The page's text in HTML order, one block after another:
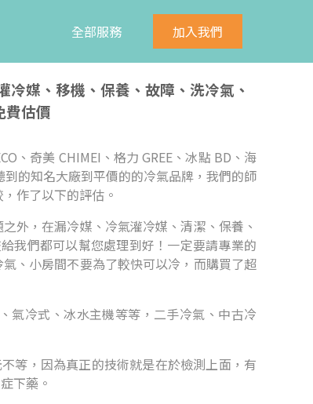
全部服務 加入我們
冷媒、移機、保養、故障、洗冷氣、
費估價
、奇美 CHIMEI、格力 GREE、冰點 BD、海
的知名大廠到平價的的冷氣品牌，我們的師
作了以下的評估。
外，在漏冷媒、冷氣灌冷媒、清潔、保養、
我們都可以幫您處理到好！一定要請專業的
、小房間不要為了較快可以冷，而購買了超
氣冷式、冰水主機等等，二手冷氣、中古冷
等，因為真正的技術就是在於檢測上面，有
下藥。